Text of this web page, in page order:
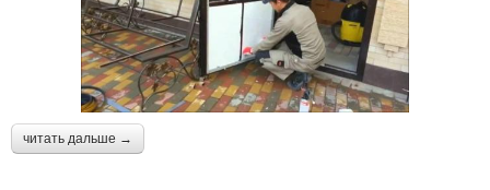
читать дальше →